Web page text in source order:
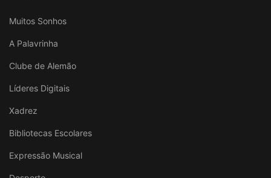
Muitos Sonhos
A Palavrinha
Clube de Alemão
Líderes Digitais
Xadrez
Bibliotecas Escolares
Expressão Musical